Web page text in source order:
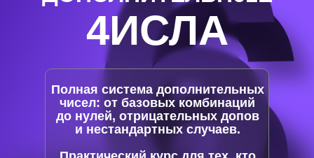
4ИСЛА
Полная система дополнительных
чисел: от базовых комбинаций
до нулей, отрицательных допов
и нестандартных случаев.